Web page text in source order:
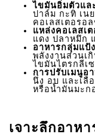
ไขมันอิ่มตัวแล
ปาล์ม กะทิ เน
คอเลสเตอรอ
แหล่งคอเลสเ
แดง ปลาหมึก
อาหารกลุ่มแป้
พลังงานส่วนเ
ไขมันไตรกลีเ
การปรับเมนูอ
นึ่ง อบ และเลื
หรือน้ำมันมะก
เจาะลึกอาห